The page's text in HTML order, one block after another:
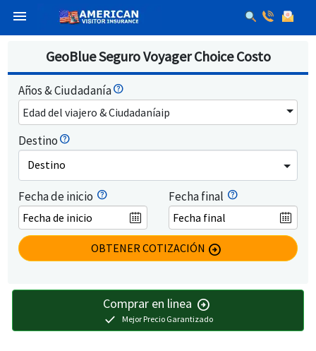
menu
GeoBlue Seguro Voyager Choice Costo
Años & Ciudadanía
Edad del viajero & Ciudadaníaip
Destino
Destino
Fecha de inicio Fecha final
OBTENER COTIZACIÓN arrow_circle_right
Comprar en linea arrow_circle_right
check
Mejor Precio Garantizado